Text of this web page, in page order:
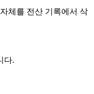
체를 전산 기록에서 삭
다.